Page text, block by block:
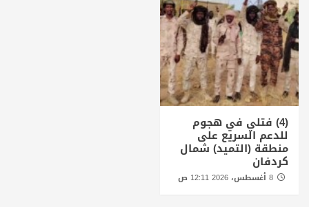
(4) فتلي في هجوم
للدعم السريع على
منطقة (التميد) شمال
كردفان